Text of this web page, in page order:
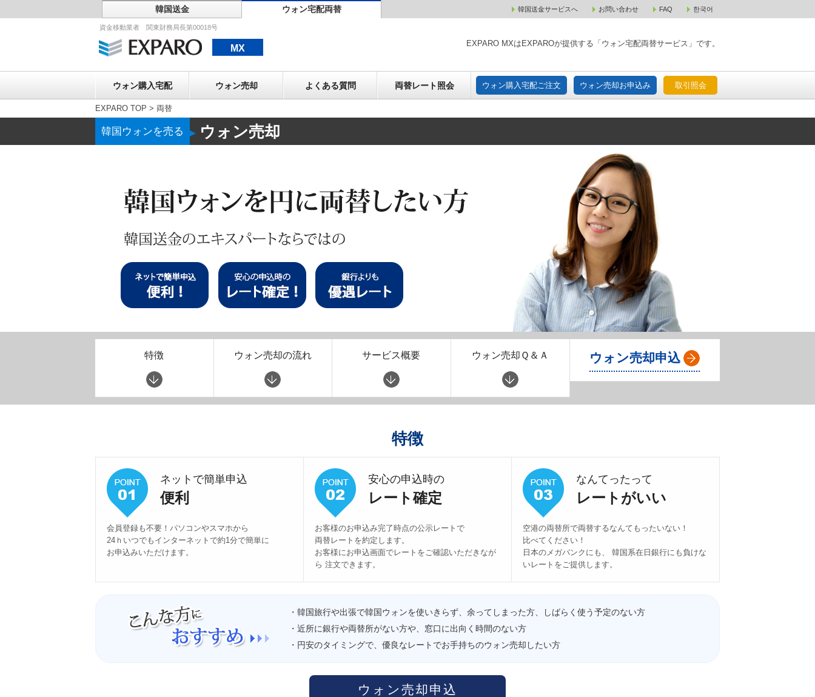
韓国送金 ウォン宅配両替 韓国送金サービスへ お問い合わせ FAQ 한국어
資金移動業者 関東財務局長第00018号
MX EXPARO MXはEXPAROが提供する「ウォン宅配両替サービス」です。
ウォン購入宅配 ウォン売却 よくある質問 両替レート照会 ウォン購入宅配ご注文 ウォン売却お申込み 取引照会
ウォン売却 ウォン購入宅配ご注文 ウォン売却お申込み 取引照会
EXPARO TOP > 両替
韓国ウォンを売る ▶ウォン売却
特徴 ウォン売却の流れ サービス概要 ウォン売却Ｑ＆Ａ ウォン売却申込
特徴
ネットで簡単申込
便利
会員登録も不要！パソコンやスマホから
24ｈいつでもインターネットで約1分で簡単に
お申込みいただけます。
安心の申込時の
レート確定
お客様のお申込み完了時点の公示レートで
両替レートを約定します。
お客様にお申込画面でレートをご確認いただきなが
ら 注文できます。
なんてったって
レートがいい
空港の両替所で両替するなんてもったいない！
比べてください！
日本のメガバンクにも、 韓国系在日銀行にも負けな
いレートをご提供します。
・韓国旅行や出張で韓国ウォンを使いきらず、余ってしまった方、しばらく使う予定のない方
・近所に銀行や両替所がない方や、窓口に出向く時間のない方
・円安のタイミングで、優良なレートでお手持ちのウォン売却したい方
ウォン売却申込